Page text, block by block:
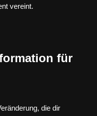
vereint.
für
die dir